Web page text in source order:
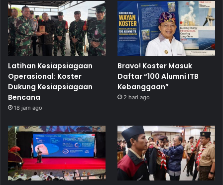
Latihan Kesiapsiagaan
Operasional: Koster
Dukung Kesiapsiagaan
Bencana
18 jam ago
Bravo! Koster Masuk
Daftar “100 Alumni ITB
Kebanggaan”
2 hari ago